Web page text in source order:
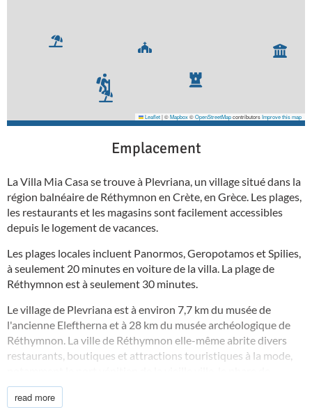
Leaflet|©Mapbox©OpenStreetMapcontributorsImprove this map
Emplacement
La Villa Mia Casa se trouve à Plevriana, un village situé dans la
région balnéaire de Réthymnon en Crète, en Grèce. Les plages,
les restaurants et les magasins sont facilement accessibles
depuis le logement de vacances.
Les plages locales incluent Panormos, Geropotamos et Spilies,
à seulement 20 minutes en voiture de la villa. La plage de
Réthymnon est à seulement 30 minutes.
Le village de Plevriana est à environ 7,7 km du musée de
l'ancienne Eleftherna et à 28 km du musée archéologique de
Réthymnon. La ville de Réthymnon elle-même abrite divers
restaurants, boutiques et attractions touristiques à la mode,
Réthymnon des années 1830, la citadelle Fortezza du XVIe
siècle et le musée historique et folklorique de Réthymnon.
read more